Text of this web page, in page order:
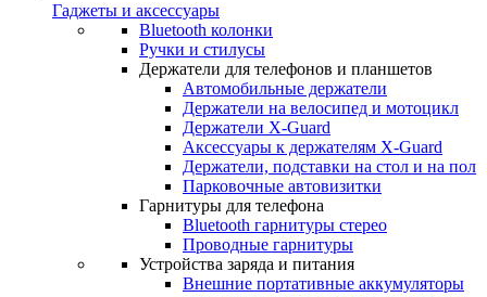
Гаджеты и аксессуары
Bluetooth колонки
Ручки и стилусы
Держатели для телефонов и планшетов
Автомобильные держатели
Держатели на велосипед и мотоцикл
Держатели X-Guard
Аксессуары к держателям X-Guard
Держатели, подставки на стол и на пол
Парковочные автовизитки
Гарнитуры для телефона
Bluetooth гарнитуры стерео
Проводные гарнитуры
Устройства заряда и питания
Внешние портативные аккумуляторы